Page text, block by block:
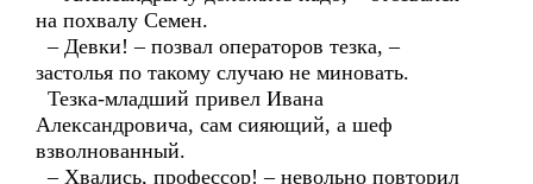
на похвалу Семен.
– Девки! – позвал операторов тезка, –
застолья по такому случаю не миновать.
Тезка-младший привел Ивана
Александровича, сам сияющий, а шеф
взволнованный.
– Хвались, профессор! – невольно повторил